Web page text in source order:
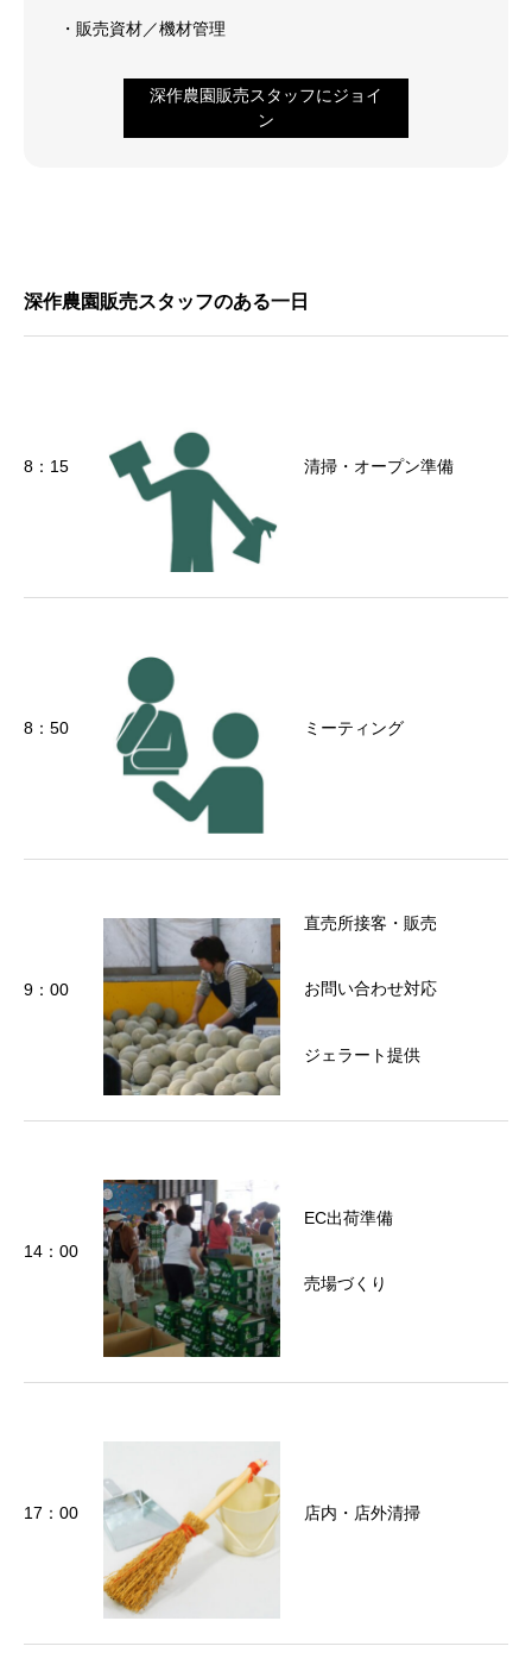
・販売資材／機材管理
深作農園販売スタッフにジョイ
ン
深作農園販売スタッフのある一日
8：15 清掃・オープン準備
8：50 ミーティング
9：00
直売所接客・販売
お問い合わせ対応
ジェラート提供
14：00
EC出荷準備
売場づくり
17：00 店内・店外清掃